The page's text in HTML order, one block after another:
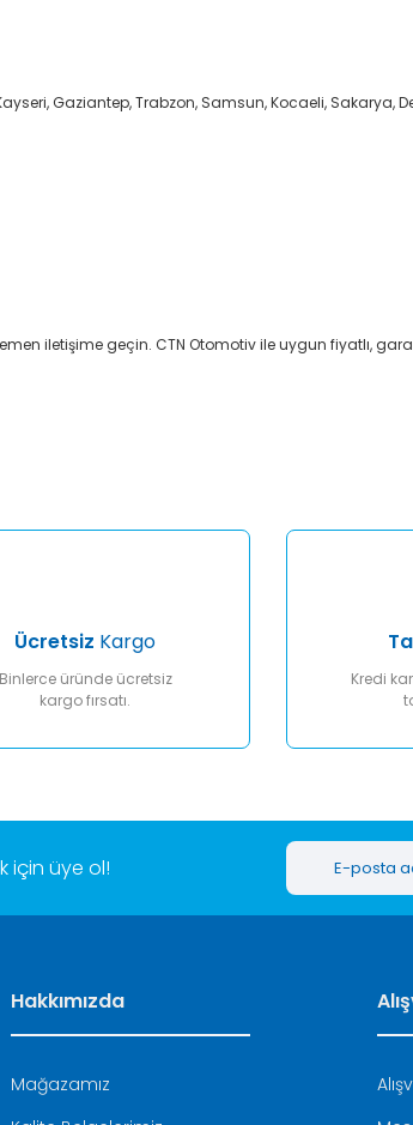
Gaziantep, Trabzon, Samsun, Kocaeli, Sakarya,
iletişime geçin. CTN Otomotiv ile uygun fiyatlı,
Gönder
Ücretsiz Kargo
üründe ücretsiz
kargo fırsatı.
Kredi
için üye ol!
Hakkımızda
Mağazamız